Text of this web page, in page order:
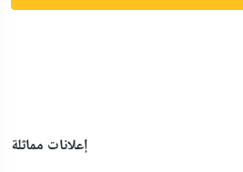
إعلانات مماثلة